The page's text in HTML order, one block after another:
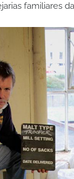
familiares